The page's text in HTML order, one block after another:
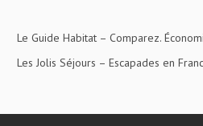
Le Guide Habitat – Comparez.
Les Jolis Séjours – Escapades en